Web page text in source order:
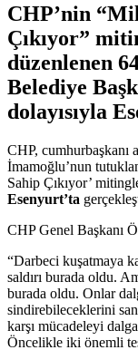
CHP’nin
Çıkıyor”
düzenlenen
Belediye
dolayısıyla
CHP, cumhurbaşkanı
İmamoğlu’nun
Sahip Çıkıyor’
Esenyurt’ta
CHP Genel Başkanı
“Darbeci kuşatmaya
saldırı burada oldu.
burada oldu. Onlar
sindirebileceklerini
karşı mücadeleyi
Öncelikle iki önemli